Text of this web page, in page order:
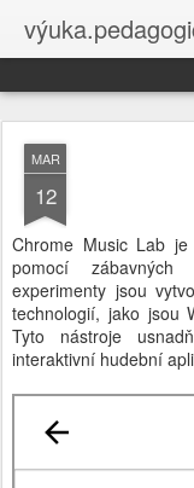
MAR
12
Chrome Music Lab
pomocí zábavných
experimenty jsou
technologií, jako jsou
Tyto nástroje
interaktivní hudební